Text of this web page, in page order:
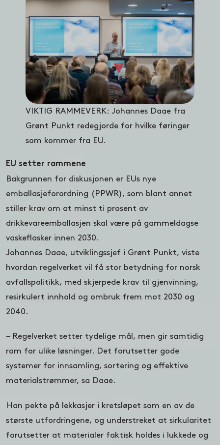
VIKTIG RAMMEVERK: Johannes Daae fra
Grønt Punkt redegjorde for hvilke føringer
som kommer fra EU.
EU setter rammene
Bakgrunnen for diskusjonen er EUs nye
emballasjeforordning (PPWR), som blant annet
stiller krav om at minst ti prosent av
drikkevareemballasjen skal være på gammeldagse
vaskeflasker innen 2030.
Johannes Daae, utviklingssjef i Grønt Punkt, viste
hvordan regelverket vil få stor betydning for norsk
avfallspolitikk, med skjerpede krav til gjenvinning,
resirkulert innhold og ombruk frem mot 2030 og
2040.
– Regelverket setter tydelige mål, men gir samtidig
rom for ulike løsninger. Det forutsetter gode
systemer for innsamling, sortering og effektive
materialstrømmer, sa Daae.
Han pekte på lekkasjer i kretsløpet som en av de
største utfordringene, og understreket at sirkularitet
forutsetter at materialer faktisk holdes i lukkede og